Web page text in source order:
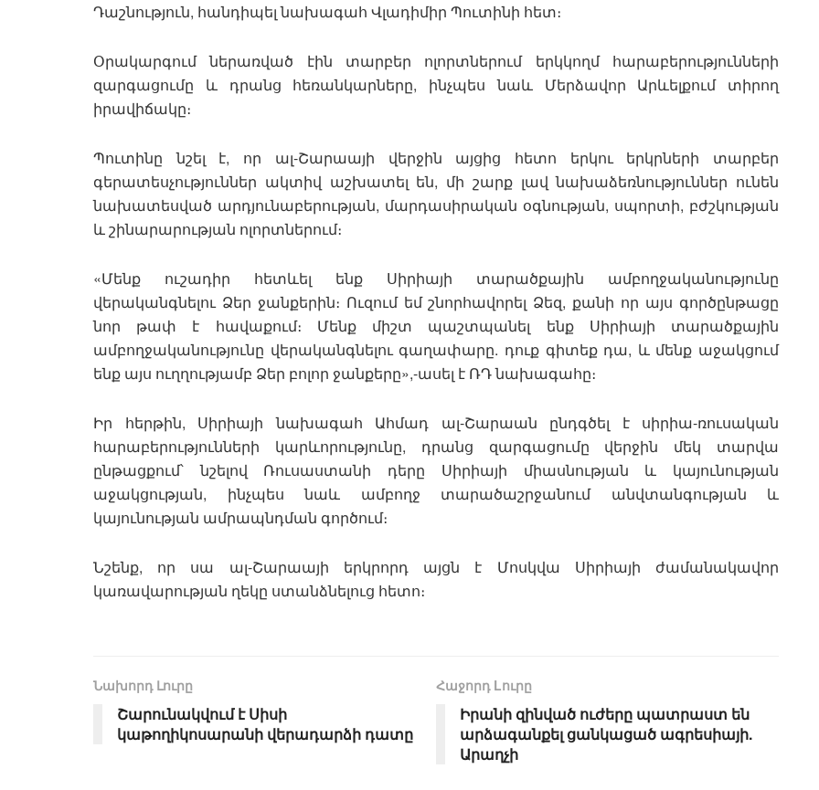
Դաշնություն, հանդիպել նախագահ Վլադիմիր Պուտինի հետ։
Օրակարգում ներառված էին տարբեր ոլորտներում երկկողմ հարաբերությունների
զարգացումը և դրանց հեռանկարները, ինչպես նաև Մերձավոր Արևելքում տիրող
իրավիճակը։
Պուտինը նշել է, որ ալ-Շարաայի վերջին այցից հետո երկու երկրների տարբեր
գերատեսչություններ ակտիվ աշխատել են, մի շարք լավ նախաձեռնություններ ունեն
նախատեսված արդյունաբերության, մարդասիրական օգնության, սպորտի, բժշկության
և շինարարության ոլորտներում։
«Մենք ուշադիր հետևել ենք Սիրիայի տարածքային ամբողջականությունը
վերականգնելու Ձեր ջանքերին։ Ուզում եմ շնորհավորել Ձեզ, քանի որ այս գործընթացը
նոր թափ է հավաքում։ Մենք միշտ պաշտպանել ենք Սիրիայի տարածքային
ամբողջականությունը վերականգնելու գաղափարը. դուք գիտեք դա, և մենք աջակցում
ենք այս ուղղությամբ Ձեր բոլոր ջանքերը»,-ասել է ՌԴ նախագահը։
Իր հերթին, Սիրիայի նախագահ Ահմադ ալ-Շարաան ընդգծել է սիրիա-ռուսական
հարաբերությունների կարևորությունը, դրանց զարգացումը վերջին մեկ տարվա
ընթացքում՝ նշելով Ռուսաստանի դերը Սիրիայի միասնության և կայունության
աջակցության, ինչպես նաև ամբողջ տարածաշրջանում անվտանգության և
կայունության ամրապնդման գործում։
Նշենք, որ սա ալ-Շարաայի երկրորդ այցն է Մոսկվա Սիրիայի ժամանակավոր
կառավարության ղեկը ստանձնելուց հետո։
Նախորդ Լուրը
Շարունակվում է Սիսի
կաթողիկոսարանի վերադարձի դատը
Հաջորդ Lուրը
Իրանի զինված ուժերը պատրաստ են
արձագանքել ցանկացած ագրեսիայի.
Արաղչի